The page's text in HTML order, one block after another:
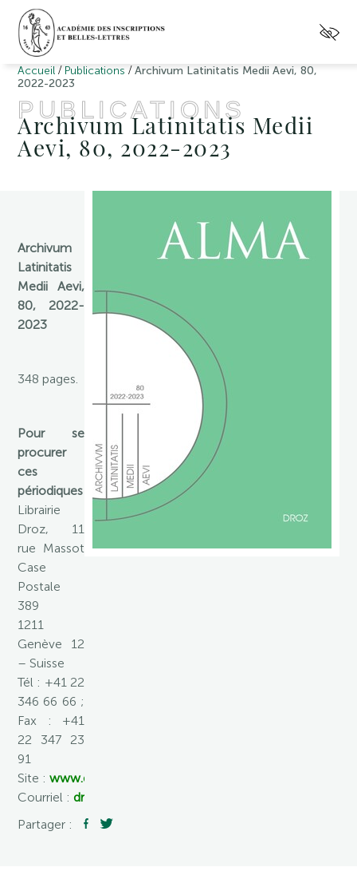
Accueil / Publications /Archivum Latinitatis Medii Aevi, 80,
2022-2023
PUBLICATIONS
Archivum Latinitatis Medii
Aevi, 80, 2022-2023
Archivum
Latinitatis
Medii Aevi,
80, 2022-
2023
348 pages.
Pour se
procurer
ces
périodiques
Librairie
Droz, 11
rue Massot
Case
Postale
389
1211
Genève 12
– Suisse
Tél : +41 22
346 66 66 ;
Fax : +41
22 347 23
91
Site :www.droz.org
Courriel :droz@droz.org
Partager :